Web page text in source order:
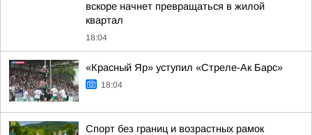
вскоре начнет превращаться в жилой
квартал
18:04
«Красный Яр» уступил «Стреле-Ак Барс»
18:04
Спорт без границ и возрастных рамок